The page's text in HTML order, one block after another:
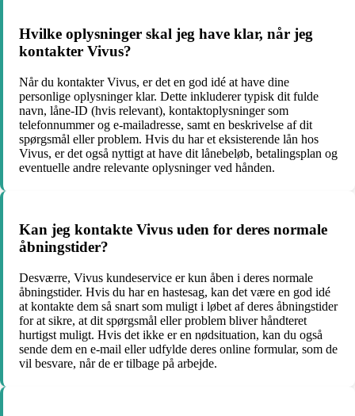
Hvilke oplysninger skal jeg have klar, når jeg
kontakter Vivus?
Når du kontakter Vivus, er det en god idé at have dine
personlige oplysninger klar. Dette inkluderer typisk dit fulde
navn, låne-ID (hvis relevant), kontaktoplysninger som
telefonnummer og e-mailadresse, samt en beskrivelse af dit
spørgsmål eller problem. Hvis du har et eksisterende lån hos
Vivus, er det også nyttigt at have dit lånebeløb, betalingsplan og
eventuelle andre relevante oplysninger ved hånden.
Kan jeg kontakte Vivus uden for deres normale
åbningstider?
Desværre, Vivus kundeservice er kun åben i deres normale
åbningstider. Hvis du har en hastesag, kan det være en god idé
at kontakte dem så snart som muligt i løbet af deres åbningstider
for at sikre, at dit spørgsmål eller problem bliver håndteret
hurtigst muligt. Hvis det ikke er en nødsituation, kan du også
sende dem en e-mail eller udfylde deres online formular, som de
vil besvare, når de er tilbage på arbejde.